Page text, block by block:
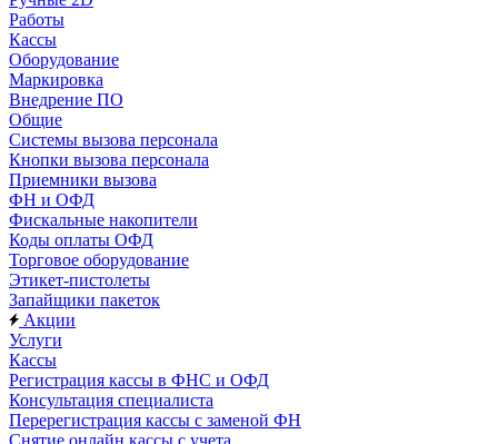
Работы
Кассы
Оборудование
Маркировка
Внедрение ПО
Общие
Системы вызова персонала
Кнопки вызова персонала
Приемники вызова
ФН и ОФД
Фискальные накопители
Коды оплаты ОФД
Торговое оборудование
Этикет-пистолеты
Запайщики пакеток
Акции
Услуги
Кассы
Регистрация кассы в ФНС и ОФД
Консультация специалиста
Перерегистрация кассы с заменой ФН
Снятие онлайн кассы с учета